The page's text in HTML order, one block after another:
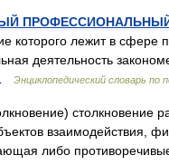
которого лежит в сфере
деятельность
Энциклопедический словарь по
столкновение
взаимодействия,
либо